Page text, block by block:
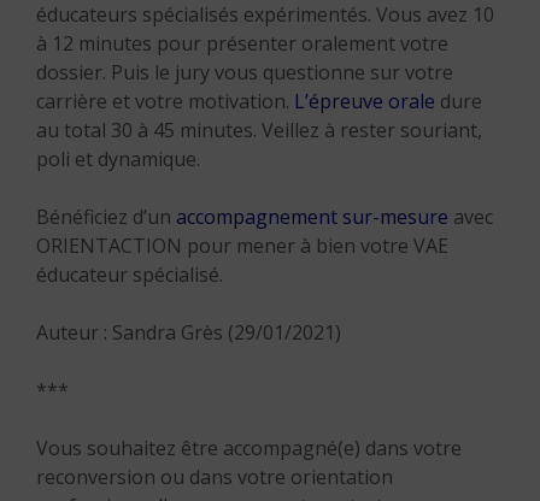
éducateurs spécialisés expérimentés. Vous avez 10
à 12 minutes pour présenter oralement votre
dossier. Puis le jury vous questionne sur votre
carrière et votre motivation. L’épreuve orale dure
au total 30 à 45 minutes. Veillez à rester souriant,
poli et dynamique.
Bénéficiez d’un accompagnement sur-mesure avec
ORIENTACTION pour mener à bien votre VAE
éducateur spécialisé.
Auteur : Sandra Grès (29/01/2021)
***
Vous souhaitez être accompagné(e) dans votre
reconversion ou dans votre orientation